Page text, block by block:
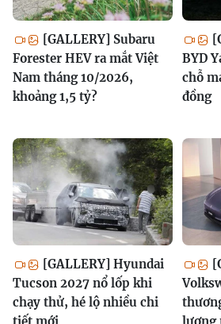
[GALLERY] Subaru
Forester HEV ra mắt Việt
Nam tháng 10/2026,
khoảng 1,5 tỷ?
BYD
chỗ
đồng
[GALLERY] Hyundai
Tucson 2027 nổ lốp khi
chạy thử, hé lộ nhiều chi
tiết mới
lượng